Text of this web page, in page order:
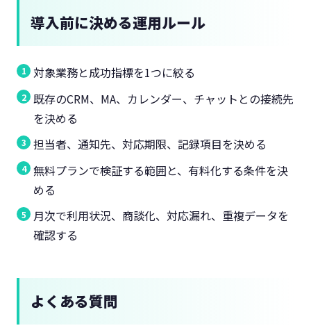
導入前に決める運用ルール
対象業務と成功指標を1つに絞る
既存のCRM、MA、カレンダー、チャットとの接続先
を決める
担当者、通知先、対応期限、記録項目を決める
無料プランで検証する範囲と、有料化する条件を決
める
月次で利用状況、商談化、対応漏れ、重複データを
確認する
よくある質問